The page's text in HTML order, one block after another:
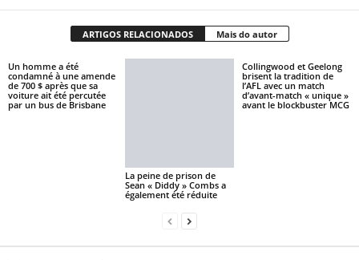
ARTIGOS RELACIONADOS Mais do autor
Un homme a été
condamné à une amende
de 700 $ après que sa
voiture ait été percutée
par un bus de Brisbane
La peine de prison de
Sean « Diddy » Combs a
également été réduite
Collingwood et Geelong
brisent la tradition de
l’AFL avec un match
d’avant-match « unique »
avant le blockbuster MCG